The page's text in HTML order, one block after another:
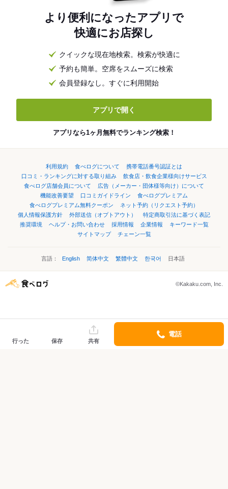
より便利になったアプリで
快適にお店探し
クイックな現在地検索。検索が快適に
予約も簡単。空席をスムーズに検索
会員登録なし。すぐに利用開始
アプリで開く
アプリなら1ヶ月無料でランキング検索！
利用規約 食べログについて
携帯電話番号認証とは
口コミ・ランキングに対する取り組み
飲食店・飲食企業様向けサービス
食べログ店舗会員について
広告（メーカー・団体様等向け）について
機能改善要望
口コミガイドライン
食べログプレミアム
食べログプレミアム無料クーポン
ネット予約（リクエスト予約）
個人情報保護方針
外部送信（オプトアウト）
特定商取引法に基づく表記
推奨環境
ヘルプ・お問い合わせ 採用情報 企業情報
キーワード一覧
サイトマップ
チェーン一覧
言語： English 简体中文 繁體中文 한국어 日本語
©Kakaku.com, Inc.
行った 保存 共有
電話